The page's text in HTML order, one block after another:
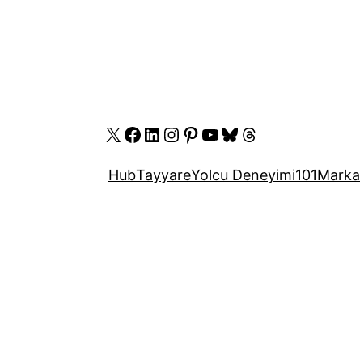
X Facebook
LinkedIn
Instagram
Pinterest
YouTube
Bluesky
Threads
HubTayyareYolcu Deneyimi101Marka